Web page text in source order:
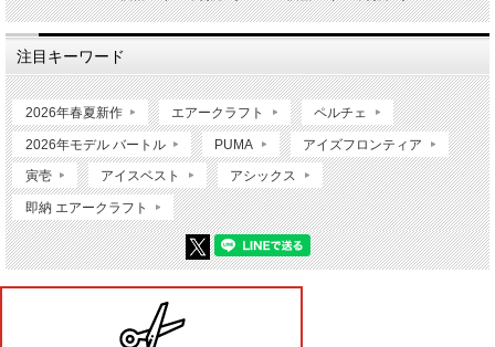
注目キーワード
2026年春夏新作 エアークラフト ペルチェ
2026年モデル バートル PUMA アイズフロンティア
寅壱 アイスベスト アシックス
即納 エアークラフト